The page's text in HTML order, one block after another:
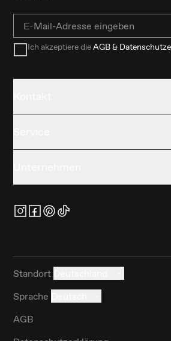
Email
Ich akzeptiere dieAGB &
Standort
Sprache
AGB